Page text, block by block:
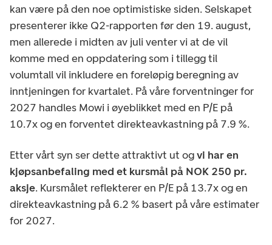
kan være på den noe optimistiske siden. Selskapet
presenterer ikke Q2-rapporten før den 19. august,
men allerede i midten av juli venter vi at de vil
komme med en oppdatering som i tillegg til
volumtall vil inkludere en foreløpig beregning av
inntjeningen for kvartalet. På våre forventninger for
2027 handles Mowi i øyeblikket med en P/E på
10.7x og en forventet direkteavkastning på 7.9 %.
Etter vårt syn ser dette attraktivt ut ogvi har en
kjøpsanbefaling med et kursmål på NOK 250 pr.
aksje. Kursmålet reflekterer en P/E på 13.7x og en
direkteavkastning på 6.2 % basert på våre estimater
for 2027.